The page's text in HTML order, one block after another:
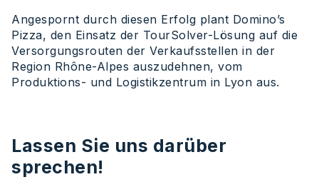
Angespornt durch diesen Erfolg plant Domino’s
Pizza, den Einsatz der TourSolver-Lösung auf die
Versorgungsrouten der Verkaufsstellen in der
Region Rhône-Alpes auszudehnen, vom
Produktions- und Logistikzentrum in Lyon aus.
Lassen Sie uns darüber
sprechen!